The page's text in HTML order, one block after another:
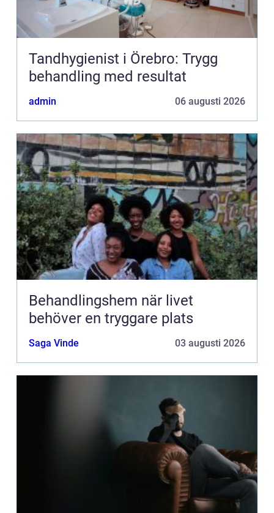
Tandhygienist i Örebro: Trygg
behandling med resultat
admin 06 augusti 2026
Behandlingshem när livet
behöver en tryggare plats
Saga Vinde 03 augusti 2026